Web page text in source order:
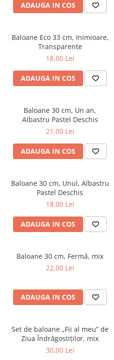
ADAUGA IN COS
Baloane Eco 33 cm, Inimioare,
Transparente
18,00 Lei
ADAUGA IN COS
Baloane 30 cm, Un an,
Albastru Pastel Deschis
21,00 Lei
ADAUGA IN COS
Baloane 30 cm, Unul, Albastru
Pastel Deschis
18,00 Lei
ADAUGA IN COS
Baloane 30 cm, Fermă, mix
22,00 Lei
ADAUGA IN COS
Set de baloane „Fii al meu” de
Ziua Îndrăgostiților, mix
30,00 Lei